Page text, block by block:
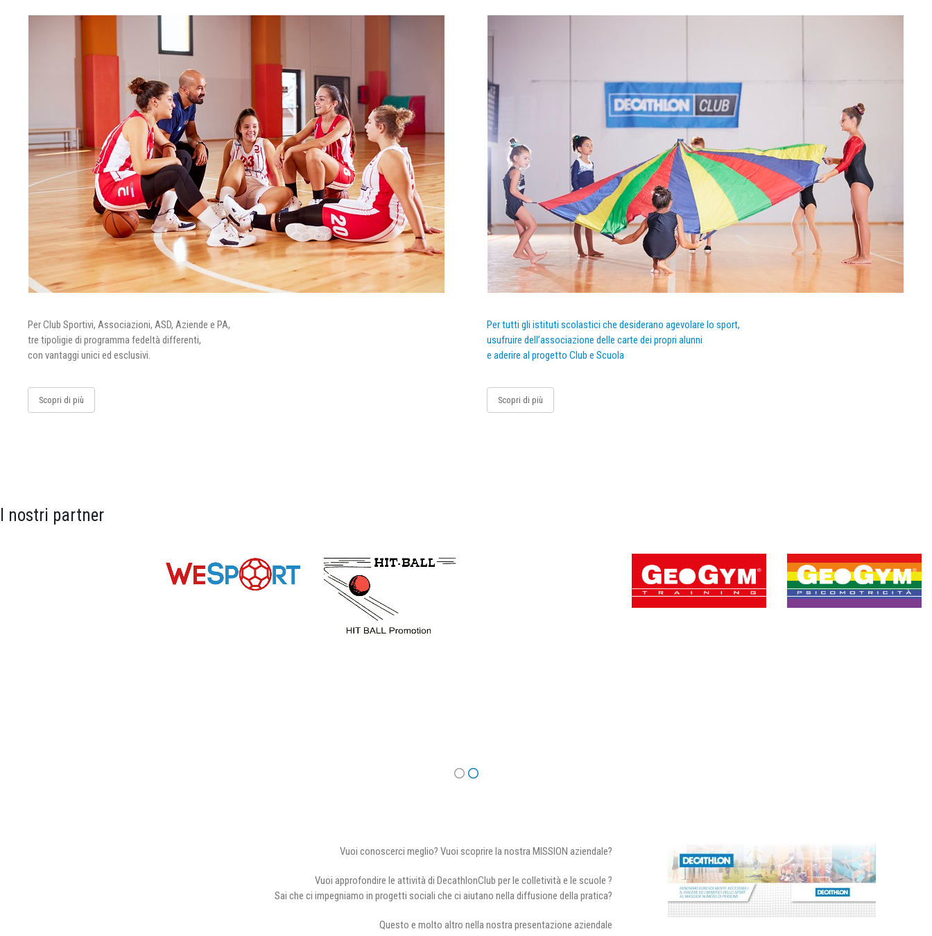
Per Club Sportivi, Associazioni, ASD, Aziende e PA,
tre tipoligie di programma fedeltà differenti,
con vantaggi unici ed esclusivi.
Scopri di più
Per tutti gli istituti scolastici che desiderano agevolare lo sport,
usufruire dell’associazione delle carte dei propri alunni
e aderire al progetto Club e Scuola
Scopri di più
I nostri partner
Vuoi conoscerci meglio? Vuoi scoprire la nostra MISSION aziendale?
Vuoi approfondire le attività di DecathlonClub per le colletività e le scuole ?
Sai che ci impegniamo in progetti sociali che ci aiutano nella diffusione della pratica?
Questo e molto altro nella nostra presentazione aziendale